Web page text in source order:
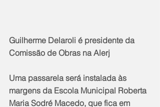
Guilherme Delaroli é presidente da
Comissão de Obras na Alerj
Uma passarela será instalada às
margens da Escola Municipal Roberta
Maria Sodré Macedo, que fica em